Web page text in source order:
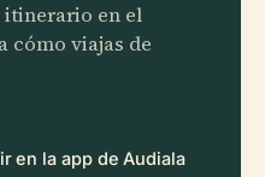
en el
cómo viajas de
en la app de Audiala